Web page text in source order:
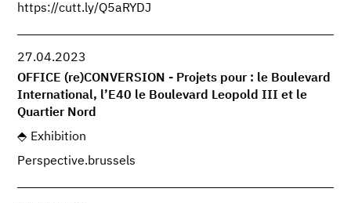
https://cutt.ly/Q5aRYDJ
27.04.2023
OFFICE (re)CONVERSION - Projets pour : le Boulevard
International, l’E40 le Boulevard Leopold III et le
Quartier Nord
Exhibition
Perspective.brussels